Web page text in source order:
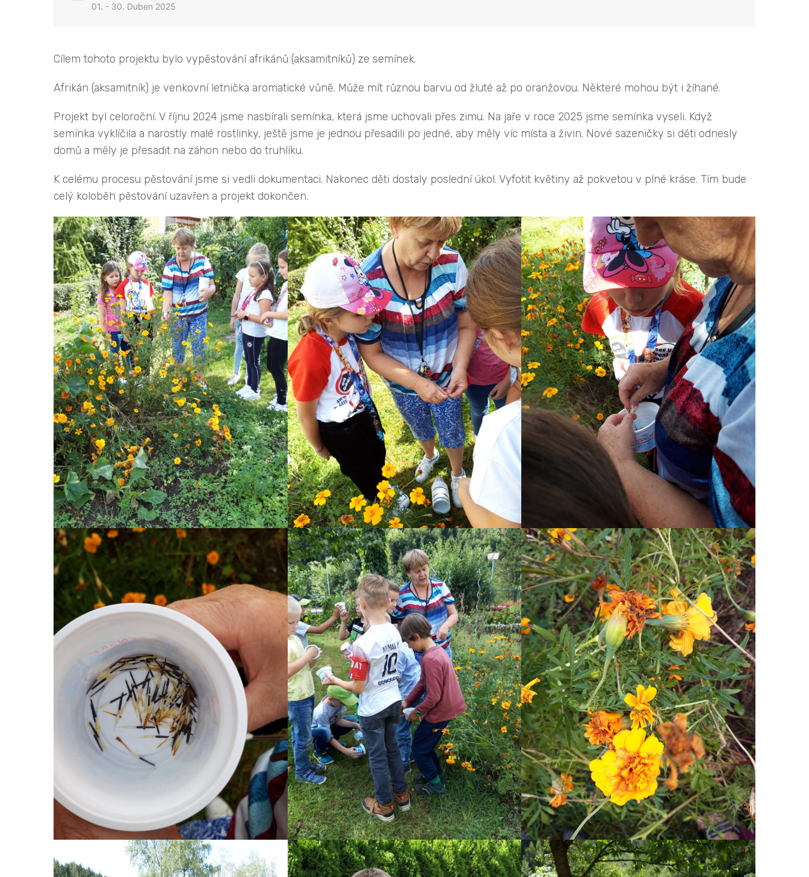
01. - 30. Duben 2025
Cílem tohoto projektu bylo vypěstování afrikánů (aksamitníků) ze semínek.
Afrikán (aksamitník) je venkovní letnička aromatické vůně. Může mít různou barvu od žluté až po oranžovou. Některé mohou být i žíhané.
Projekt byl celoroční. V říjnu 2024 jsme nasbírali semínka, která jsme uchovali přes zimu. Na jaře v roce 2025 jsme semínka vyseli. Když
semínka vyklíčila a narostly malé rostlinky, ještě jsme je jednou přesadili po jedné, aby měly víc místa a živin. Nové sazeničky si děti odnesly
domů a měly je přesadit na záhon nebo do truhlíku.
K celému procesu pěstování jsme si vedli dokumentaci. Nakonec děti dostaly poslední úkol. Vyfotit květiny až pokvetou v plné kráse. Tím bude
celý koloběh pěstování uzavřen a projekt dokončen.